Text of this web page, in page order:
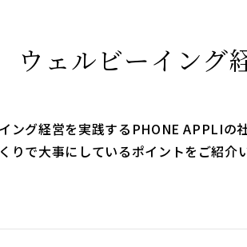
ウェルビーイング
ング経営を実践するPHONE APPLIの
りで大事にしているポイントをご紹介